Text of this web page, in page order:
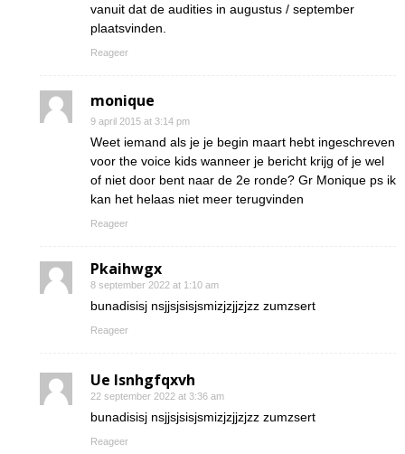
vanuit dat de audities in augustus / september
plaatsvinden.
Reageer
monique
9 april 2015 at 3:14 pm
Weet iemand als je je begin maart hebt ingeschreven
voor the voice kids wanneer je bericht krijg of je wel
of niet door bent naar de 2e ronde? Gr Monique ps ik
kan het helaas niet meer terugvinden
Reageer
Pkaihwgx
8 september 2022 at 1:10 am
bunadisisj nsjjsjsisjsmizjzjjzjzz zumzsert
Reageer
Ue lsnhgfqxvh
22 september 2022 at 3:36 am
bunadisisj nsjjsjsisjsmizjzjjzjzz zumzsert
Reageer